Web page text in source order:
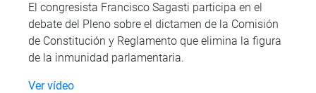
El congresista Francisco Sagasti participa en el
debate del Pleno sobre el dictamen de la Comisión
de Constitución y Reglamento que elimina la figura
de la inmunidad parlamentaria.
Ver vídeo